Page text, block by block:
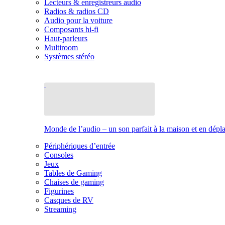
Lecteurs & enregistreurs audio
Radios & radios CD
Audio pour la voiture
Composants hi-fi
Haut-parleurs
Multiroom
Systèmes stéréo
Monde de l’audio – un son parfait à la maison et en
Périphériques d’entrée
Consoles
Jeux
Tables de Gaming
Chaises de gaming
Figurines
Casques de RV
Streaming